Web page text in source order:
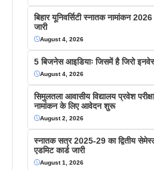
बिहार यूनिवर्सिटी स्नातक नामांकन
जारी
August 4, 2026
5 बिजनेस आइडियाः जिसमें है जिरो
August 4, 2026
सिमुलतला आवासीय विद्यालय प्रवेश
नामांकन के लिए आवेदन शुरू
August 2, 2026
स्नातक सत्र 2025-29 का द्वितीय
एडमिट कार्ड जारी
August 1, 2026